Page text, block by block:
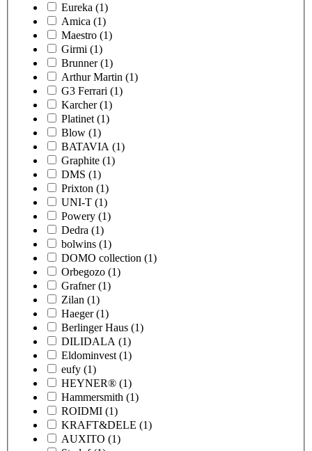
Eureka (1)
Amica (1)
Maestro (1)
Girmi (1)
Brunner (1)
Arthur Martin (1)
G3 Ferrari (1)
Karcher (1)
Platinet (1)
Blow (1)
BATAVIA (1)
Graphite (1)
DMS (1)
Prixton (1)
UNI-T (1)
Powery (1)
Dedra (1)
bolwins (1)
DOMO collection (1)
Orbegozo (1)
Grafner (1)
Zilan (1)
Haeger (1)
Berlinger Haus (1)
DILIDALA (1)
Eldominvest (1)
eufy (1)
HEYNER® (1)
Hammersmith (1)
ROIDMI (1)
KRAFT&DELE (1)
AUXITO (1)